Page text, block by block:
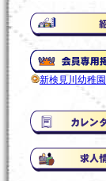
新検見川幼稚園